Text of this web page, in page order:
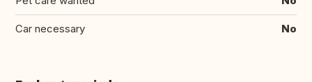
Car necessary No